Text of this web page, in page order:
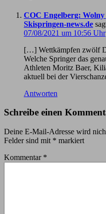
COC Engelberg:
Skispringen-news.de
07/08/2021 um 10:56 Uhr
[…] Wettkämpfen zwölf
Welche Springer das
Athleten Moritz Baer,
aktuell bei der
Antworten
Schreibe einen
Deine E-Mail-Adresse wird
Felder sind mit * markiert
Kommentar *